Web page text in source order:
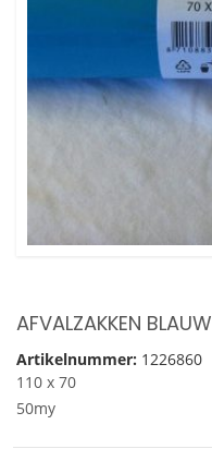
AFVALZAKKEN BLAUW
Artikelnummer: 1226860
110 x 70
50my